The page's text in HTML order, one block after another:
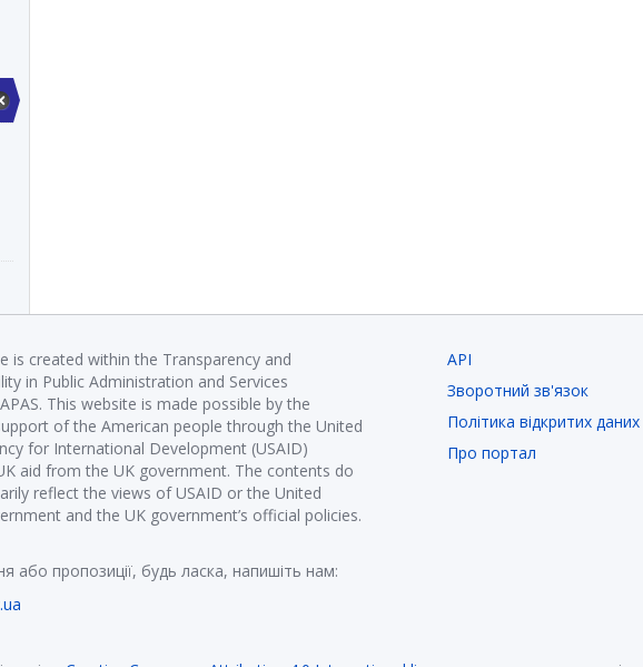
is created within the Transparency and
in Public Administration and Services
This website is made possible by the
of the American people through the United
for International Development (USAID)
aid from the UK government. The contents do
reflect the views of USAID or the United
and the UK government’s official policies.
або пропозиції, будь ласка, напишіть нам:
API
Зворотний зв'язок
Політика відкритих даних
Про портал